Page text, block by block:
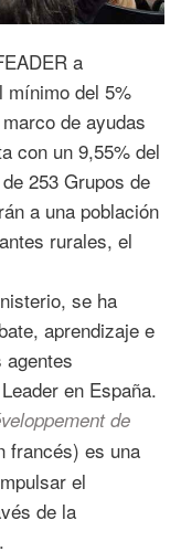
a
mínimo del 5%
de ayudas
con un 9,55% del
253 Grupos de
a una población
rurales, el
se ha
aprendizaje e
en España.
de
francés) es una
el
de la